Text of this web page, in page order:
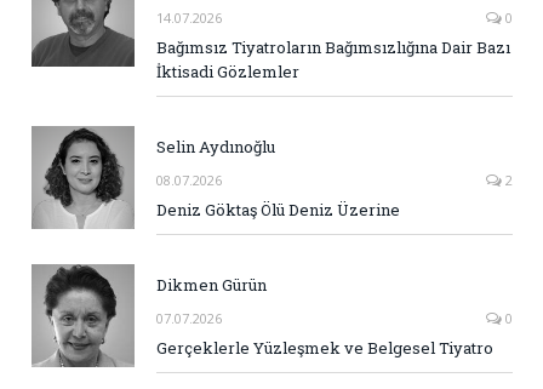
14.07.2026 0
Bağımsız Tiyatroların Bağımsızlığına Dair Bazı
İktisadi Gözlemler
Selin Aydınoğlu
08.07.2026 2
Deniz Göktaş Ölü Deniz Üzerine
Dikmen Gürün
07.07.2026 0
Gerçeklerle Yüzleşmek ve Belgesel Tiyatro